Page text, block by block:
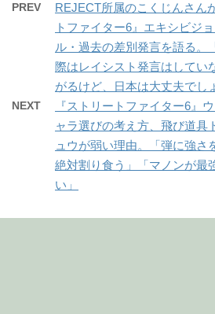
PREV
REJECT所属のこくじんさん
トファイター6』エキシビジ
ル・過去の差別発言を語る。
際はレイシスト発言はしてい
がるけど、日本は大丈夫でし
NEXT
『ストリートファイター6』
ャラ選びの考え方、飛び道具
ュウが弱い理由。「弾に強さ
絶対割り食う」「マノンが最
い」